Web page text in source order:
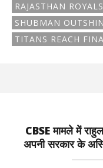
RAJASTHAN
SHUBMAN
TITANS REACH
CBSE मामले में राहुल
अपनी सरकार के